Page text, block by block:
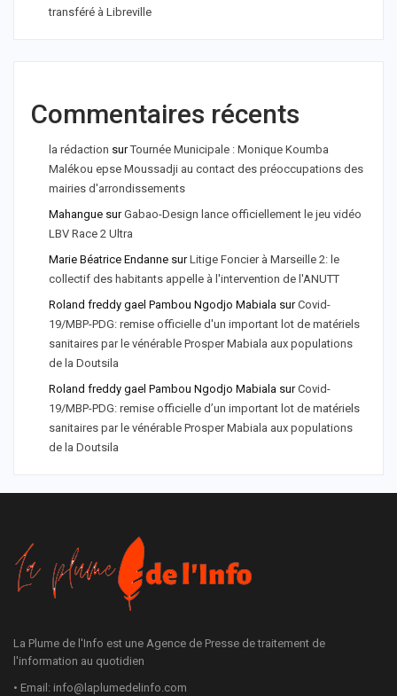
transféré à Libreville
Commentaires récents
la rédaction surTournée Municipale : Monique Koumba
Malékou epse Moussadji au contact des préoccupations des
mairies d'arrondissements
Mahangue surGabao-Design lance officiellement le jeu vidéo
LBV Race 2 Ultra
Marie Béatrice Endanne surLitige Foncier à Marseille 2: le
collectif des habitants appelle à l'intervention de l'ANUTT
Roland freddy gael Pambou Ngodjo Mabiala surCovid-
19/MBP-PDG: remise officielle d'un important lot de matériels
sanitaires par le vénérable Prosper Mabiala aux populations
de la Doutsila
Roland freddy gael Pambou Ngodjo Mabiala surCovid-
19/MBP-PDG: remise officielle d’un important lot de matériels
sanitaires par le vénérable Prosper Mabiala aux populations
de la Doutsila
La Plume de l'Info est une Agence de Presse de traitement de
l'information au quotidien
• Email: info@laplumedelinfo.com